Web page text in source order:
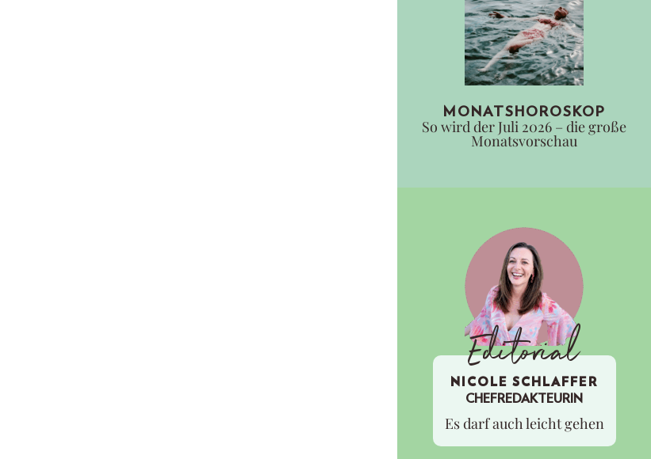
MONATSHOROSKOP
So wird der Juli 2026 – die große
Monatsvorschau
Editorial
NICOLE SCHLAFFER
CHEFREDAKTEURIN
Es darf auch leicht gehen